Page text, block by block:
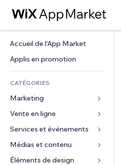
Accueil de l'App Market
Applis en promotion
CATÉGORIES
Marketing
Publicités
Mobile
Données analytiques
Réseaux sociaux
Vente en ligne
Applis pour les boutiques
Expédition et livraison
Boutons Vente
Services et événements
Hôtels
Événements
Médias et contenu
Galerie
Éléments de design